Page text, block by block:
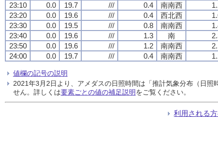
23:10
0.0 19.7 /// 0.4 南南西
23:20
0.0 19.6 /// 0.4 西北西
23:30
0.0 19.5 /// 0.8 南南西
23:40
0.0 19.6 /// 1.3 南
23:50
0.0 19.6 /// 1.2 南南西
24:00
0.0 19.7 /// 0.4 南南西
値欄の記号の説明
2021年3月2日より、アメダスの日照時間は「推計気象分布（日
せん。詳しくは要素ごとの値の補足説明をご覧ください。
利用される